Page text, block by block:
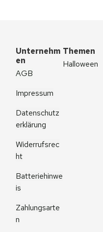
Unternehm
en
AGB
Impressum
Datenschutz
erklärung
Widerrufsrec
ht
Batteriehinwe
is
Zahlungsarte
n
Themen
Halloween